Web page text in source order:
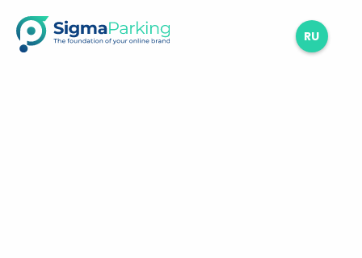
RU